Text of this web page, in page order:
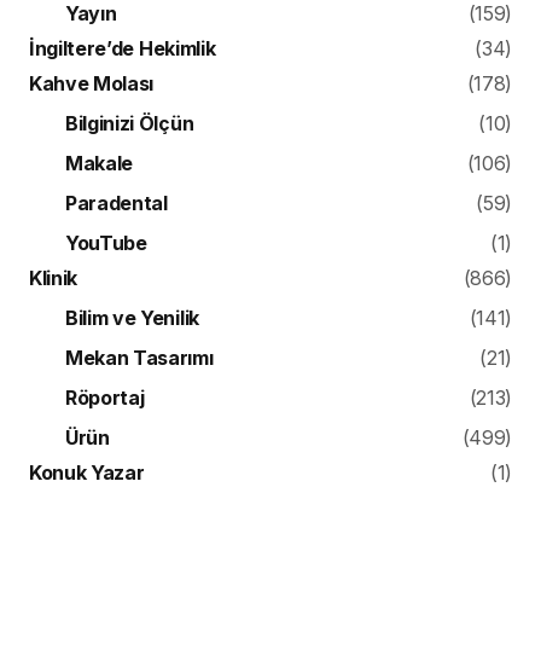
Yayın
(159)
İngiltere’de Hekimlik
(34)
Kahve Molası
(178)
Bilginizi Ölçün
(10)
Makale
(106)
Paradental
(59)
YouTube
(1)
Klinik
(866)
Bilim ve Yenilik
(141)
Mekan Tasarımı
(21)
Röportaj
(213)
Ürün
(499)
Konuk Yazar
(1)